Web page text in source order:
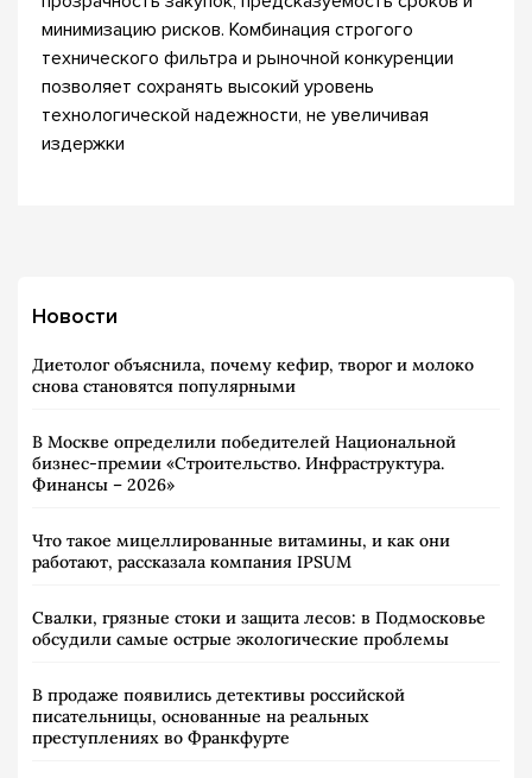
минимизацию рисков. Комбинация строгого
технического фильтра и рыночной конкуренции
позволяет сохранять высокий уровень
технологической надежности, не увеличивая
издержки
Новости
Диетолог объяснила, почему кефир, творог и молоко
снова становятся популярными
В Москве определили победителей Национальной
бизнес-премии «Строительство. Инфраструктура.
Финансы – 2026»
Что такое мицеллированные витамины, и как они
работают, рассказала компания IPSUM
Свалки, грязные стоки и защита лесов: в Подмосковье
обсудили самые острые экологические проблемы
В продаже появились детективы российской
писательницы, основанные на реальных
преступлениях во Франкфурте